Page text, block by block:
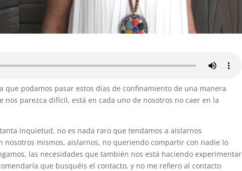
que podamos pasar estos días de confinamiento de una manera
parezca difícil, está en cada uno de nosotros no caer en la
inquietud, no es nada raro que tendamos a aislarnos
nosotros mismos, aislarnos, no queriendo compartir con nadie lo
las necesidades que también nos está haciendo experimentar
que busquéis el contacto, y no me refiero al contacto